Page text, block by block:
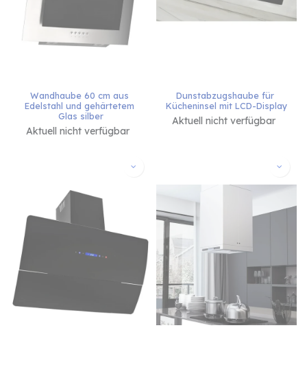
Wandhaube 60 cm aus
Edelstahl und gehärtetem
Glas silber
Aktuell nicht verfügbar
Dunstabzugshaube für
Kücheninsel mit LCD-Display
Aktuell nicht verfügbar